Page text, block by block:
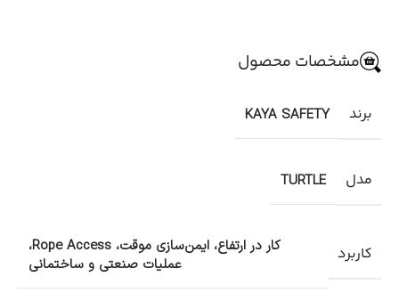
مشخصات محصول
برند KAYA SAFETY
مدل TURTLE
کاربرد
کار در ارتفاع، ایمن‌سازی موقت، Rope Access،
عملیات صنعتی و ساختمانی